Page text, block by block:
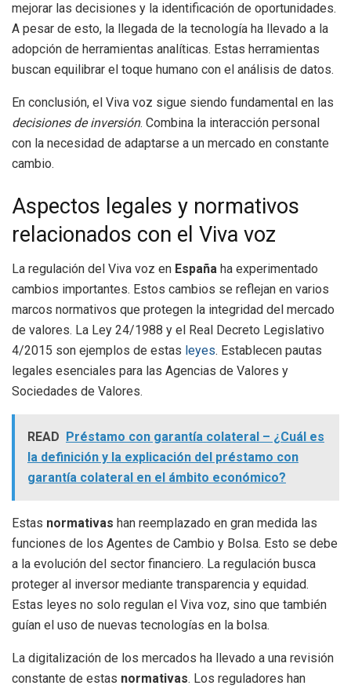
mejorar las decisiones y la identificación de oportunidades.
A pesar de esto, la llegada de la tecnología ha llevado a la
adopción de herramientas analíticas. Estas herramientas
buscan equilibrar el toque humano con el análisis de datos.
En conclusión, el Viva voz sigue siendo fundamental en las
decisiones de inversión. Combina la interacción personal
con la necesidad de adaptarse a un mercado en constante
cambio.
Aspectos legales y normativos
relacionados con el Viva voz
La regulación del Viva voz en España ha experimentado
cambios importantes. Estos cambios se reflejan en varios
marcos normativos que protegen la integridad del mercado
de valores. La Ley 24/1988 y el Real Decreto Legislativo
4/2015 son ejemplos de estas leyes. Establecen pautas
legales esenciales para las Agencias de Valores y
Sociedades de Valores.
READ
Préstamo con garantía colateral – ¿Cuál es
la definición y la explicación del préstamo con
garantía colateral en el ámbito económico?
Estas normativas han reemplazado en gran medida las
funciones de los Agentes de Cambio y Bolsa. Esto se debe
a la evolución del sector financiero. La regulación busca
proteger al inversor mediante transparencia y equidad.
Estas leyes no solo regulan el Viva voz, sino que también
guían el uso de nuevas tecnologías en la bolsa.
La digitalización de los mercados ha llevado a una revisión
constante de estas normativas. Los reguladores han